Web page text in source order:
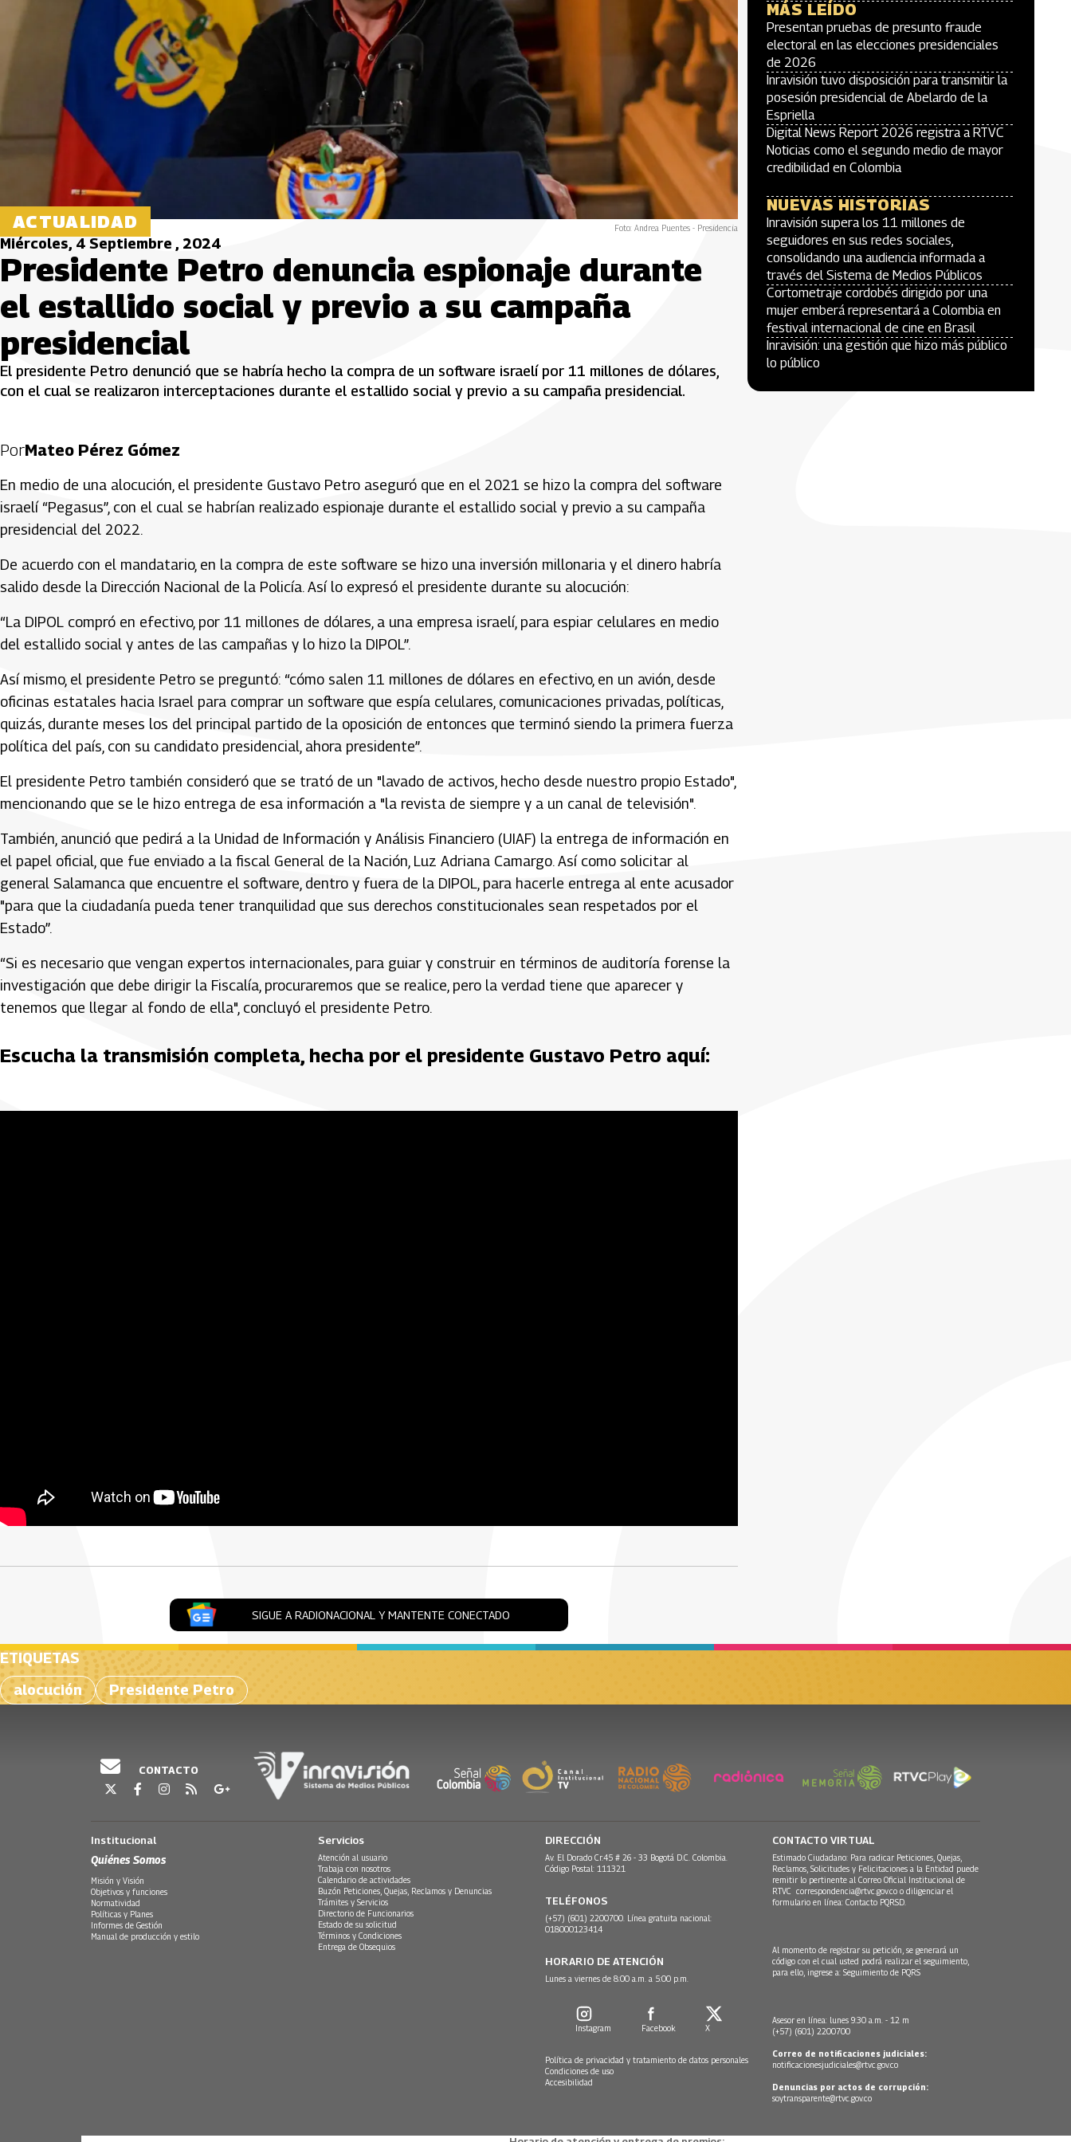
ACTUALIDAD Foto: Andrea Puentes - Presidencia
Miércoles, 4 Septiembre , 2024
Presidente Petro denuncia espionaje durante
el estallido social y previo a su campaña
presidencial
El presidente Petro denunció que se habría hecho la compra de un software israelí por 11 millones de dólares,
con el cual se realizaron interceptaciones durante el estallido social y previo a su campaña presidencial.
PorMateo Pérez Gómez
En medio de una alocución, el presidente Gustavo Petro aseguró que en el 2021 se hizo la compra del software
israelí “Pegasus”, con el cual se habrían realizado espionaje durante el estallido social y previo a su campaña
presidencial del 2022.
De acuerdo con el mandatario, en la compra de este software se hizo una inversión millonaria y el dinero habría
salido desde la Dirección Nacional de la Policía. Así lo expresó el presidente durante su alocución:
“La DIPOL compró en efectivo, por 11 millones de dólares, a una empresa israelí, para espiar celulares en medio
del estallido social y antes de las campañas y lo hizo la DIPOL”.
Así mismo, el presidente Petro se preguntó: “cómo salen 11 millones de dólares en efectivo, en un avión, desde
oficinas estatales hacia Israel para comprar un software que espía celulares, comunicaciones privadas, políticas,
quizás, durante meses los del principal partido de la oposición de entonces que terminó siendo la primera fuerza
política del país, con su candidato presidencial, ahora presidente”.
El presidente Petro también consideró que se trató de un "lavado de activos, hecho desde nuestro propio Estado",
mencionando que se le hizo entrega de esa información a "la revista de siempre y a un canal de televisión".
También, anunció que pedirá a la Unidad de Información y Análisis Financiero (UIAF) la entrega de información en
el papel oficial, que fue enviado a la fiscal General de la Nación, Luz Adriana Camargo. Así como solicitar al
general Salamanca que encuentre el software, dentro y fuera de la DIPOL, para hacerle entrega al ente acusador
"para que la ciudadanía pueda tener tranquilidad que sus derechos constitucionales sean respetados por el
Estado”.
“Si es necesario que vengan expertos internacionales, para guiar y construir en términos de auditoría forense la
investigación que debe dirigir la Fiscalía, procuraremos que se realice, pero la verdad tiene que aparecer y
tenemos que llegar al fondo de ella", concluyó el presidente Petro.
Escucha la transmisión completa, hecha por el presidente Gustavo Petro aquí:
Artículos Player
SIGUE A RADIONACIONAL Y MANTENTE CONECTADO
MÁS LEÍDO
Presentan pruebas de presunto fraude
electoral en las elecciones presidenciales
de 2026
Inravisión tuvo disposición para transmitir la
posesión presidencial de Abelardo de la
Espriella
Digital News Report 2026 registra a RTVC
Noticias como el segundo medio de mayor
credibilidad en Colombia
NUEVAS HISTORIAS
Inravisión supera los 11 millones de
seguidores en sus redes sociales,
consolidando una audiencia informada a
través del Sistema de Medios Públicos
Cortometraje cordobés dirigido por una
mujer emberá representará a Colombia en
festival internacional de cine en Brasil
Inravisión: una gestión que hizo más público
lo público
ETIQUETAS
alocución
Presidente Petro
CONTACTO
Institucional
Quiénes Somos
Misión y Visión
Objetivos y funciones
Normatividad
Políticas y Planes
Informes de Gestión
Manual de producción y estilo
Servicios
Atención al usuario
Trabaja con nosotros
Calendario de actividades
Buzón Peticiones, Quejas, Reclamos y Denuncias
Trámites y Servicios
Directorio de Funcionarios
Estado de su solicitud
Términos y Condiciones
Entrega de Obsequios
DIRECCIÓN
Av. El Dorado Cr.45 # 26 - 33 Bogotá D.C. Colombia.
Código Postal: 111321
TELÉFONOS
(+57) (601) 2200700. Línea gratuita nacional:
018000123414
HORARIO DE ATENCIÓN
Lunes a viernes de 8:00 a.m. a 5:00 p.m.
Instagram Facebook X
Política de privacidad y tratamiento de datos personales
Condiciones de uso
Accesibilidad
CONTACTO VIRTUAL
Estimado Ciudadano: Para radicar Peticiones, Quejas,
Reclamos, Solicitudes y Felicitaciones a la Entidad puede
remitir lo pertinente al Correo Oficial Institucional de
RTVC correspondencia@rtvc.gov.co o diligenciar el
formulario en línea: Contacto PQRSD.
Al momento de registrar su petición, se generará un
código con el cual usted podrá realizar el seguimiento,
para ello, ingrese a: Seguimiento de PQRS
Asesor en línea: lunes 9:30 a.m. - 12 m
(+57) (601) 2200700
Correo de notificaciones judiciales:
notificacionesjudiciales@rtvc.gov.co
Denuncias por actos de corrupción:
soytransparente@rtvc.gov.co